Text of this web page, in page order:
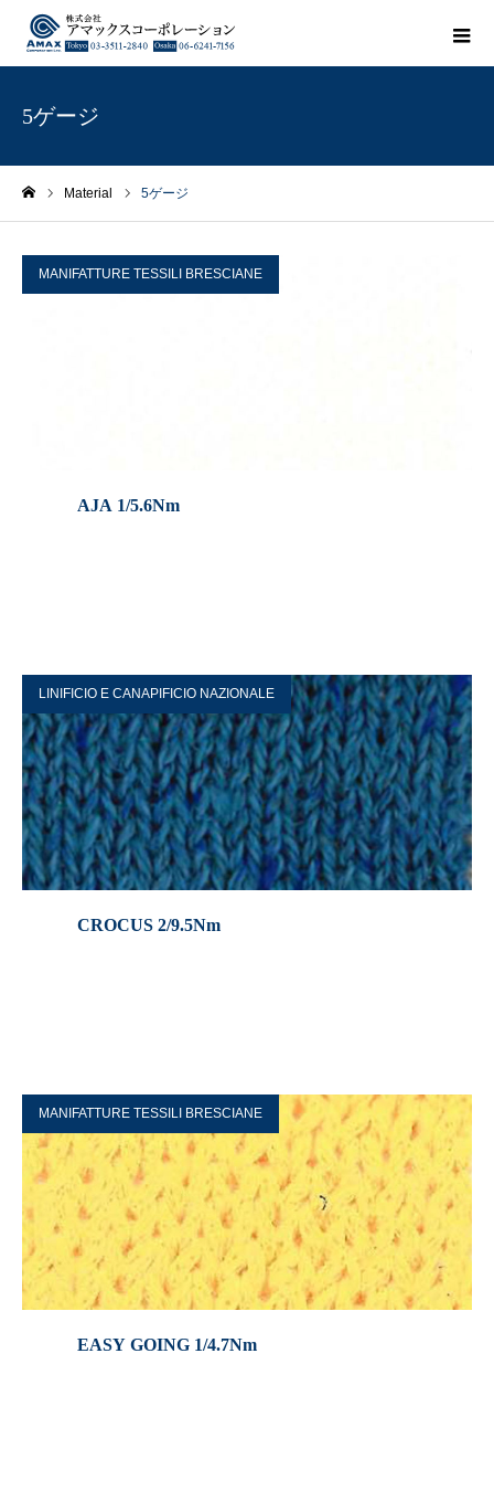
5ゲージ
Material 5ゲージ
MANIFATTURE TESSILI BRESCIANE
AJA 1/5.6Nm
LINIFICIO E CANAPIFICIO NAZIONALE
CROCUS 2/9.5Nm
MANIFATTURE TESSILI BRESCIANE
EASY GOING 1/4.7Nm